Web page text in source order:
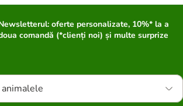
oferte personalizate, 10%* la a
comandă (*clienți noi) și multe surprize